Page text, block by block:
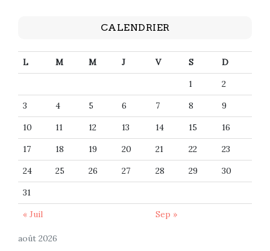
CALENDRIER
août 2026
L M M J V S
D
1
2
3
4 5 6 7 8
9
10
11 12 13 14 15
16
17
18 19 20 21 22
23
24
25 26 27 28 29
30
31
« Juil
Sep »